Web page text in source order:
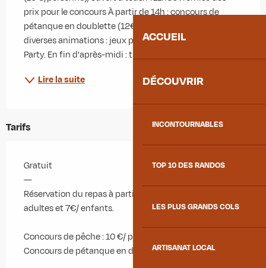
ACCUEIL
DÉCOUVRIR
INCONTOURNABLES
TOP 10 DES RANDOS
LES PLUS GRANDS COLS
ARTISANAT LOCAL
prix pour le concours À partir de 14h : concours de
pétanque en doublette (12€ la doublette) ainsi que
diverses animations : jeux pour enfants avec Mousse
Party. En fin d'après-midi : tirage de...
Lire la suite
Tarifs
Gratuit
—
Réservation du repas à partir de 10h sur place : 16€/
adultes et 7€/ enfants.
Concours de pêche : 10 €/ personne
Concours de pétanque en doublette : 10€/ doublette